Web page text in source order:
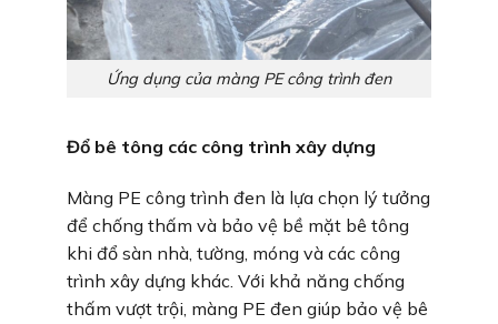
Ứng dụng của màng PE công trình đen
Đổ bê tông các công trình xây dựng
Màng PE công trình đen là lựa chọn lý tưởng
để chống thấm và bảo vệ bề mặt bê tông
khi đổ sàn nhà, tường, móng và các công
trình xây dựng khác. Với khả năng chống
thấm vượt trội, màng PE đen giúp bảo vệ bê